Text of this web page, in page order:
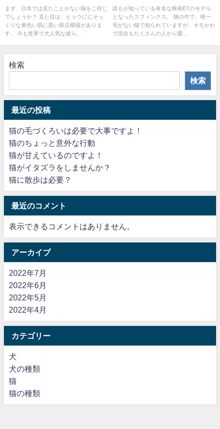
まず、日本では見たことがない猫をご存じ
でしょうか？ 見た目は、ヒョウににそっ
くりな黄色い肌に黒い斑点模様がありま
す。 今も世界で大人気な彼ら...
誰もが知っている有名な映画ETのモデル
となったスフィンクス。 猫の中で、唯一
毛がない猫で知られていますが、キモかわ
で現在もたくさんの人から愛...
検索
検索
最近の投稿
猫の毛づくろいは必要で大事ですよ！
猫のちょっと意外な行動
猫が甘えているのですよ！
猫がイタズラをしませんか？
猫に散歩は必要？
最近のコメント
表示できるコメントはありません。
アーカイブ
2022年7月
2022年6月
2022年5月
2022年4月
カテゴリー
犬
犬の種類
猫
猫の種類